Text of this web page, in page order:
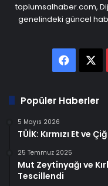
toplumsalhaber.com,
genelindeki güncel
Popüler Haberler
5 Mayıs 2026
TÜİK: Kırmızı Et ve
25 Temmuz 2025
Mut Zeytinyağı ve
Tescillendi